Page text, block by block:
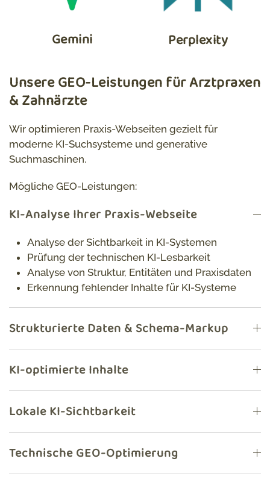
Gemini Perplexity
Unsere GEO-Leistungen für Arztpraxen
& Zahnärzte
Wir optimieren Praxis-Webseiten gezielt für
moderne KI-Suchsysteme und generative
Suchmaschinen.
Mögliche GEO-Leistungen:
KI-Analyse Ihrer Praxis-Webseite
Analyse der Sichtbarkeit in KI-Systemen
Prüfung der technischen KI-Lesbarkeit
Analyse von Struktur, Entitäten und Praxisdaten
Erkennung fehlender Inhalte für KI-Systeme
Strukturierte Daten & Schema-Markup
KI-optimierte Inhalte
Lokale KI-Sichtbarkeit
Technische GEO-Optimierung